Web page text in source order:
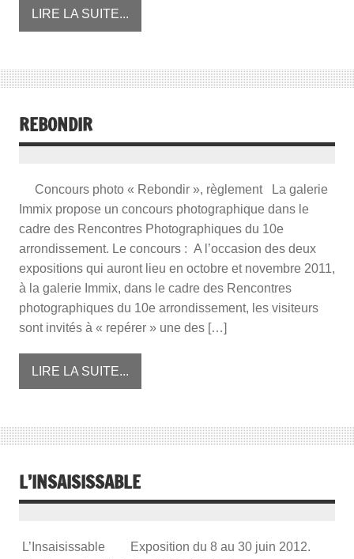
LIRE LA SUITE...
REBONDIR
Concours photo « Rebondir », règlement La galerie
Immix propose un concours photographique dans le
cadre des Rencontres Photographiques du 10e
arrondissement. Le concours : A l’occasion des deux
expositions qui auront lieu en octobre et novembre 2011,
à la galerie Immix, dans le cadre des Rencontres
photographiques du 10e arrondissement, les visiteurs
sont invités à « repérer » une des […]
LIRE LA SUITE...
L’INSAISISSABLE
L’Insaisissable Exposition du 8 au 30 juin 2012.